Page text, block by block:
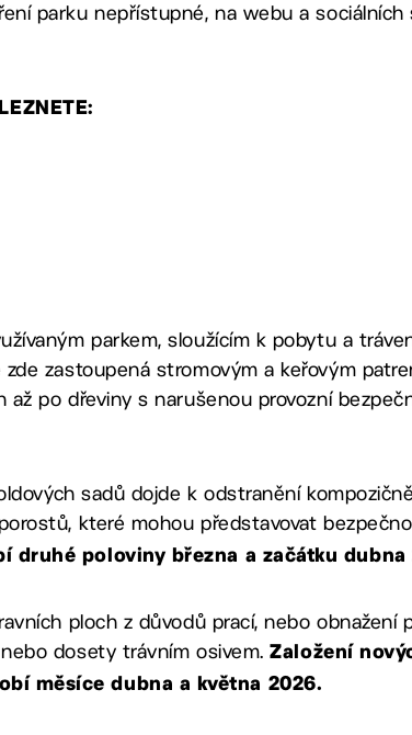
parku nepřístupné, na webu a
parkem, sloužícím k pobytu a
zde zastoupená stromovým a keřovým
po dřeviny s narušenou provozní
sadů dojde k odstranění
které mohou představovat
druhé poloviny března a začátku dubna
ploch z důvodů prací, nebo obnažení
dosety trávním osivem.Založení
měsíce dubna a května 2026.